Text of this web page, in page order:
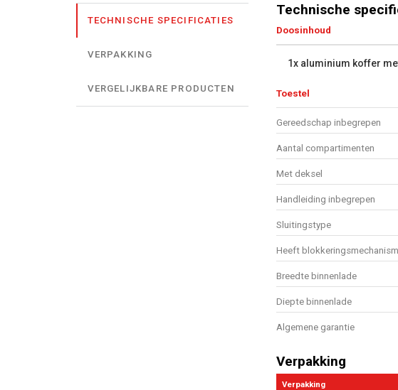
TECHNISCHE SPECIFICATIES
VERPAKKING
VERGELIJKBARE PRODUCTEN
Technische
Doosinhoud
1x aluminium koffer
Toestel
Gereedschap inbegrepen
Aantal compartimenten
Met deksel
Handleiding inbegrepen
Sluitingstype
Heeft
Breedte binnenlade
Diepte binnenlade
Algemene garantie
Verpakking
Verpakking